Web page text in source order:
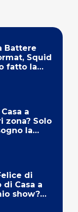
Battere
Squid
fatto la
a
zona? Solo
la
di
Casa a
show?